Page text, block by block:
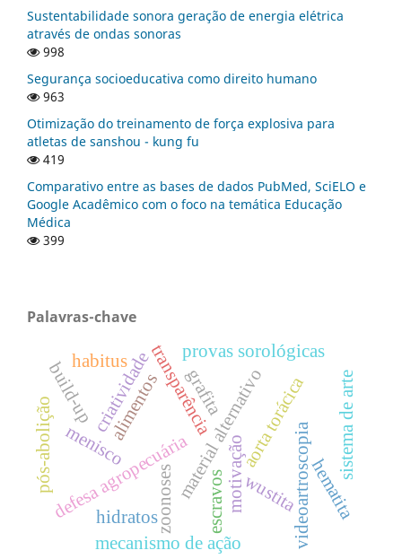
Sustentabilidade sonora geração de energia elétrica
através de ondas sonoras
998
Segurança socioeducativa como direito humano
963
Otimização do treinamento de força explosiva para
atletas de sanshou - kung fu
419
Comparativo entre as bases de dados PubMed, SciELO e
Google Acadêmico com o foco na temática Educação
Médica
399
Palavras-chave
transparência aorta torácica
criatividade material alternativo
motivação
zoonoses
defesa agropecuária
provas sorológicas
wustitavideoartroscopia
menisco
mecanismo de ação
escravos
pós-abolição hematita
alimentos
build-up grafita
hidratos
habitus
sistema de arte